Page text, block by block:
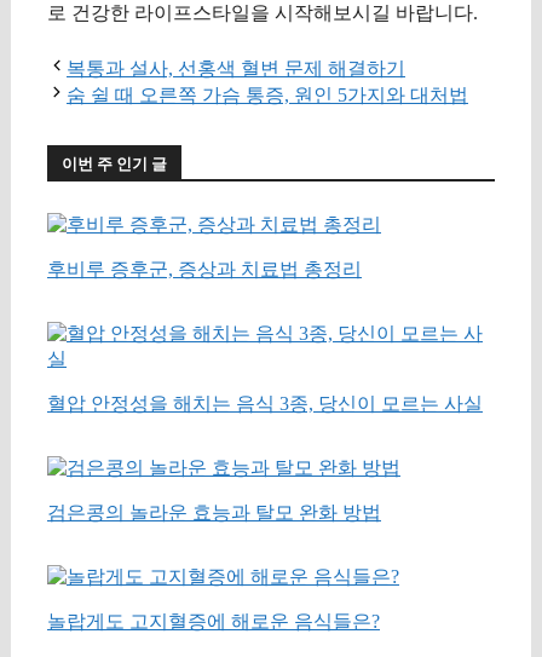
로 건강한 라이프스타일을 시작해보시길 바랍니다.
복통과 설사, 선홍색 혈변 문제 해결하기
숨 쉴 때 오른쪽 가슴 통증, 원인 5가지와 대처법
이번 주 인기 글
후비루 증후군, 증상과 치료법 총정리
혈압 안정성을 해치는 음식 3종, 당신이 모르는 사실
검은콩의 놀라운 효능과 탈모 완화 방법
놀랍게도 고지혈증에 해로운 음식들은?